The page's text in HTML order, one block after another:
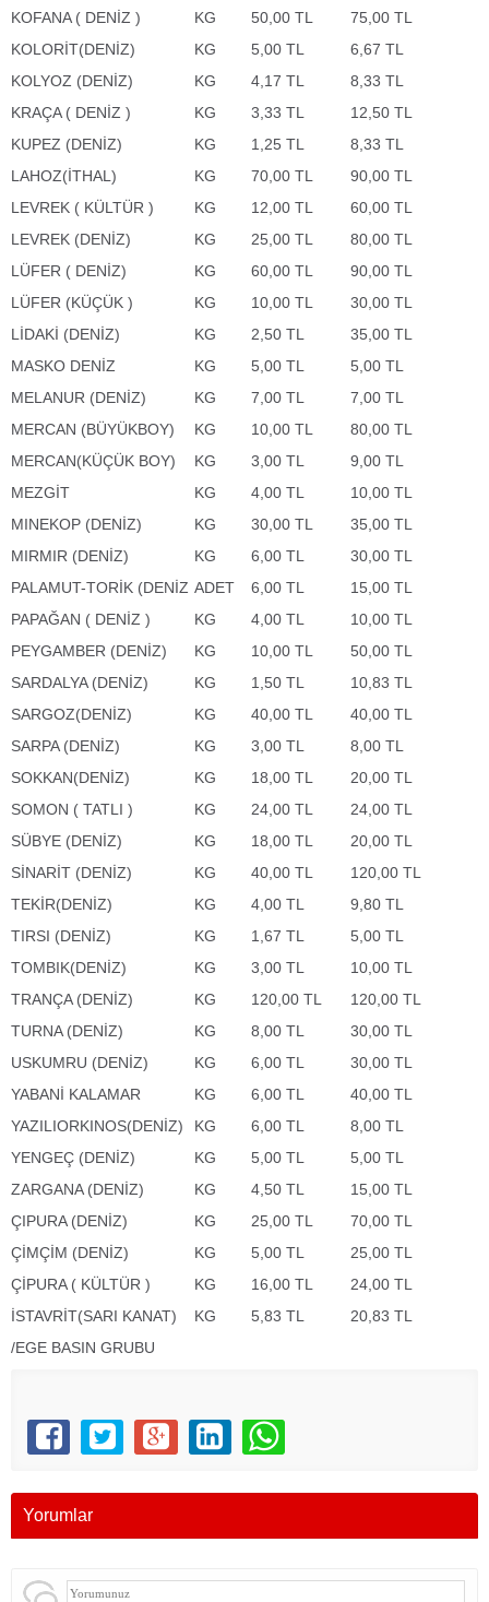
KOFANA ( DENİZ )
KG 50,00 TL
75,00 TL
KOLORİT(DENİZ)
KG 5,00 TL
6,67 TL
KOLYOZ (DENİZ)
KG 4,17 TL
8,33 TL
KRAÇA ( DENİZ )
KG 3,33 TL
12,50 TL
KUPEZ (DENİZ)
KG 1,25 TL
8,33 TL
LAHOZ(İTHAL)
KG 70,00 TL
90,00 TL
LEVREK ( KÜLTÜR )
KG 12,00 TL
60,00 TL
LEVREK (DENİZ)
KG 25,00 TL
80,00 TL
LÜFER ( DENİZ)
KG 60,00 TL
90,00 TL
LÜFER (KÜÇÜK )
KG 10,00 TL
30,00 TL
LİDAKİ (DENİZ)
KG 2,50 TL
35,00 TL
MASKO DENİZ
KG 5,00 TL
5,00 TL
MELANUR (DENİZ)
KG 7,00 TL
7,00 TL
MERCAN (BÜYÜKBOY)
KG 10,00 TL
80,00 TL
MERCAN(KÜÇÜK BOY)
KG 3,00 TL
9,00 TL
MEZGİT
KG 4,00 TL
10,00 TL
MINEKOP (DENİZ)
KG 30,00 TL
35,00 TL
MIRMIR (DENİZ)
KG 6,00 TL
30,00 TL
PALAMUT-TORİK (DENİZ ADET 6,00 TL
15,00 TL
PAPAĞAN ( DENİZ )
KG 4,00 TL
10,00 TL
PEYGAMBER (DENİZ)
KG 10,00 TL
50,00 TL
SARDALYA (DENİZ)
KG 1,50 TL
10,83 TL
SARGOZ(DENİZ)
KG 40,00 TL
40,00 TL
SARPA (DENİZ)
KG 3,00 TL
8,00 TL
SOKKAN(DENİZ)
KG 18,00 TL
20,00 TL
SOMON ( TATLI )
KG 24,00 TL
24,00 TL
SÜBYE (DENİZ)
KG 18,00 TL
20,00 TL
SİNARİT (DENİZ)
KG 40,00 TL
120,00 TL
TEKİR(DENİZ)
KG 4,00 TL
9,80 TL
TIRSI (DENİZ)
KG 1,67 TL
5,00 TL
TOMBIK(DENİZ)
KG 3,00 TL
10,00 TL
TRANÇA (DENİZ)
KG 120,00 TL
120,00 TL
TURNA (DENİZ)
KG 8,00 TL
30,00 TL
USKUMRU (DENİZ)
KG 6,00 TL
30,00 TL
YABANİ KALAMAR
KG 6,00 TL
40,00 TL
YAZILIORKINOS(DENİZ)
KG 6,00 TL
8,00 TL
YENGEÇ (DENİZ)
KG 5,00 TL
5,00 TL
ZARGANA (DENİZ)
KG 4,50 TL
15,00 TL
ÇIPURA (DENİZ)
KG 25,00 TL
70,00 TL
ÇİMÇİM (DENİZ)
KG 5,00 TL
25,00 TL
ÇİPURA ( KÜLTÜR )
KG 16,00 TL
24,00 TL
İSTAVRİT(SARI KANAT)
KG 5,83 TL
20,83 TL
/EGE BASIN GRUBU
Yorumlar